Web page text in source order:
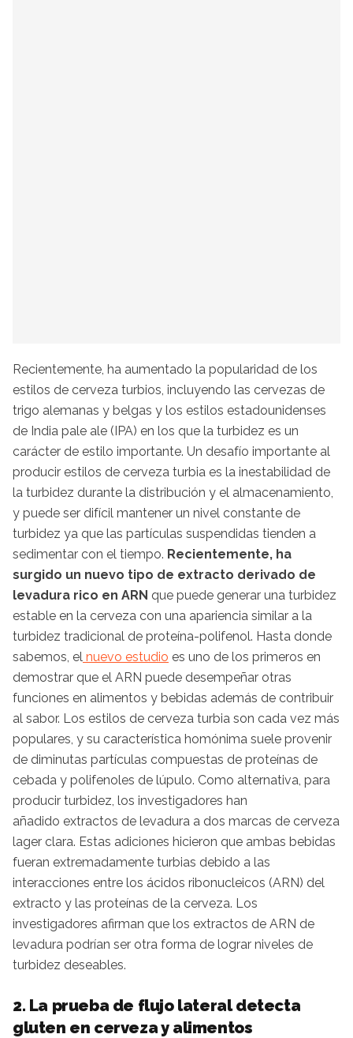
Recientemente, ha aumentado la popularidad de los
estilos de cerveza turbios, incluyendo las cervezas de
trigo alemanas y belgas y los estilos estadounidenses
de India pale ale (IPA) en los que la turbidez es un
carácter de estilo importante. Un desafío importante al
producir estilos de cerveza turbia es la inestabilidad de
la turbidez durante la distribución y el almacenamiento,
y puede ser difícil mantener un nivel constante de
turbidez ya que las partículas suspendidas tienden a
sedimentar con el tiempo. Recientemente, ha
surgido un nuevo tipo de extracto derivado de
levadura rico en ARN que puede generar una turbidez
estable en la cerveza con una apariencia similar a la
turbidez tradicional de proteína-polifenol. Hasta donde
sabemos, el nuevo estudio es uno de los primeros en
demostrar que el ARN puede desempeñar otras
funciones en alimentos y bebidas además de contribuir
al sabor. Los estilos de cerveza turbia son cada vez más
populares, y su característica homónima suele provenir
de diminutas partículas compuestas de proteínas de
cebada y polifenoles de lúpulo. Como alternativa, para
producir turbidez, los investigadores han
añadido extractos de levadura a dos marcas de cerveza
lager clara. Estas adiciones hicieron que ambas bebidas
fueran extremadamente turbias debido a las
interacciones entre los ácidos ribonucleicos (ARN) del
extracto y las proteínas de la cerveza. Los
investigadores afirman que los extractos de ARN de
levadura podrían ser otra forma de lograr niveles de
turbidez deseables.
2. La prueba de flujo lateral detecta
gluten en cerveza y alimentos